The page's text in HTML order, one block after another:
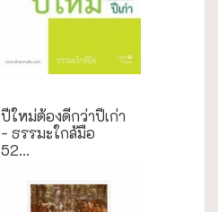
ปีใหม่ต้องดีกว่าปีเก่า
- ธรรมะใกล้มือ
52...